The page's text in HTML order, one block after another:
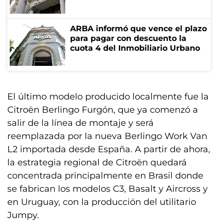
ARBA informó que vence el plazo
para pagar con descuento la
cuota 4 del Inmobiliario Urbano
El último modelo producido localmente fue la
Citroën Berlingo Furgón, que ya comenzó a
salir de la línea de montaje y será
reemplazada por la nueva Berlingo Work Van
L2 importada desde España. A partir de ahora,
la estrategia regional de Citroën quedará
concentrada principalmente en Brasil donde
se fabrican los modelos C3, Basalt y Aircross y
en Uruguay, con la producción del utilitario
Jumpy.